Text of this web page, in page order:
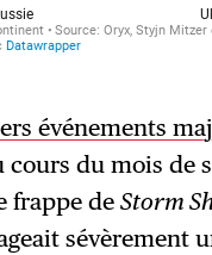
événements
cours du mois de
frappe de Storm
sévèrement